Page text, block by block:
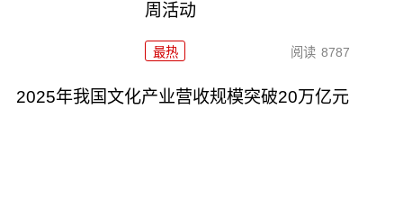
周活动
最热 阅读 8787
2025年我国文化产业营收规模突破20万亿元